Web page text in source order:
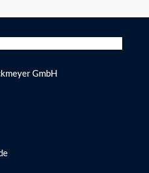
GmbH